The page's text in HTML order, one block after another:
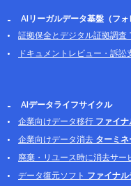
AIリーガルデータ基盤（フ
証拠保全とデジタル証拠調査
ドキュメントレビュー・訴訟
AIデータライフサイクル
企業向けデータ移行 ファイ
企業向けデータ消去 ターミ
廃棄・リユース時に消去サー
データ復元ソフト ファイナ